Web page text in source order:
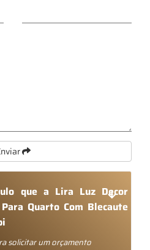
que a Lira Luz Decor
Quarto Com Blecaute
solicitar um orçamento